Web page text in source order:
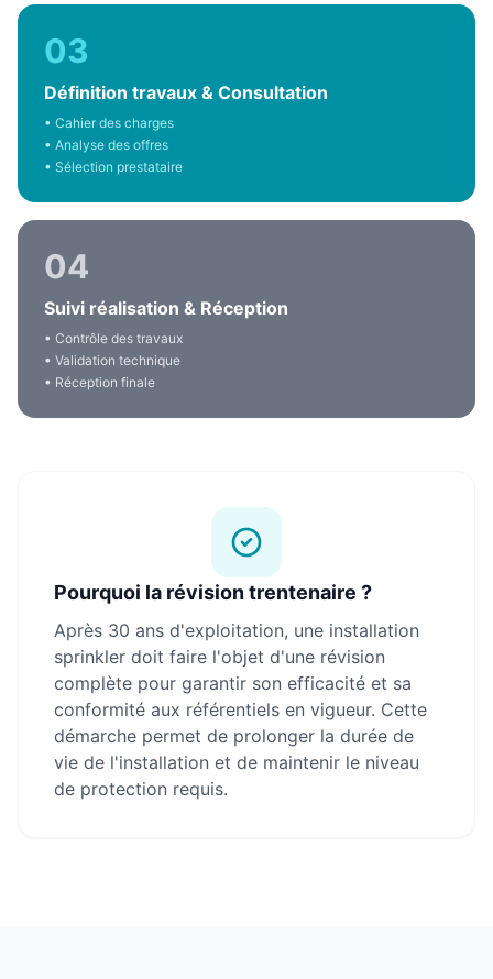
03
Définition travaux & Consultation
• Cahier des charges
• Analyse des offres
• Sélection prestataire
04
Suivi réalisation & Réception
• Contrôle des travaux
• Validation technique
• Réception finale
Pourquoi la révision trentenaire ?
Après 30 ans d'exploitation, une installation
sprinkler doit faire l'objet d'une révision
complète pour garantir son efficacité et sa
conformité aux référentiels en vigueur. Cette
démarche permet de prolonger la durée de
vie de l'installation et de maintenir le niveau
de protection requis.